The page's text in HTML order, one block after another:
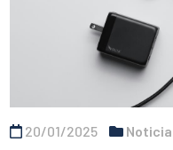
20/01/2025